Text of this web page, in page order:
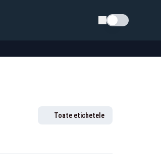
Schimba tema
Toate etichetele